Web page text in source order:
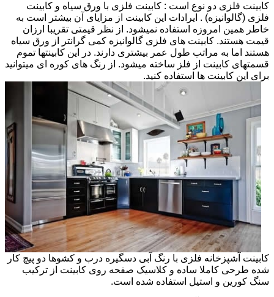
کابینت فلزی دو نوع است : کابینت فلزی با ورق سیاه و کابینت
فلزی (گالوانیزه) . ایرادات این کابینت از مزایای آن بیشتر است به
خاطر همین امروزه استفاده نمیشود. از نظر قیمتی تقریبا ارزان
قیمت هستند. کابینت های فلزی گالوانیزه کمی گرانتر از ورق سیاه
هستند اما به مراتب طول عمر بیشتری دارند. در این کابینتها تموم
قسمتهای کابینت از فلز ساخته میشود. از رنگ های کوره ای میتوانید
برای این کابینت ها استفاده کنید.
کابینت آشپزخانه فلزی با رنگ آبی دسگیره درب و کشوها دو پیچ کار
شده طرحی کاملا ساده و کلاسیک صفحه روی کابینت از ترکیب
سنگ کورین و استیل استفاده شده است.